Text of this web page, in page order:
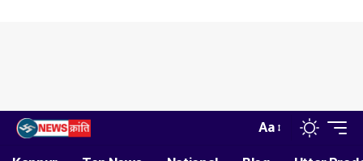
Aa